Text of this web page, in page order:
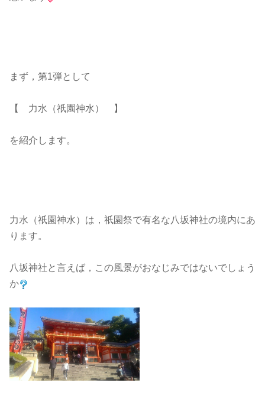
まず，第1弾として
【 力水（祇園神水） 】
を紹介します。
力水（祇園神水）は，祇園祭で有名な八坂神社の境内にあ
ります。
八坂神社と言えば，この風景がおなじみではないでしょう
か